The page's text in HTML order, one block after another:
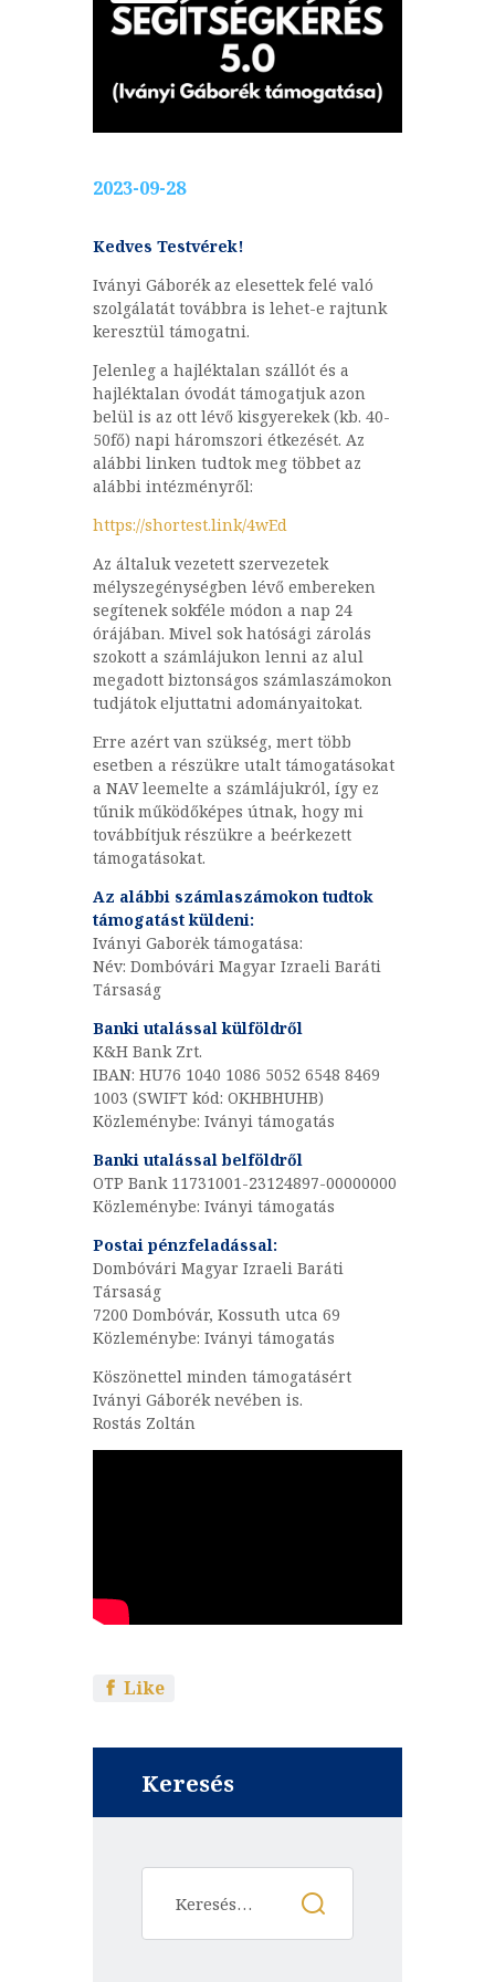
2023-09-28
Kedves Testvérek!
Iványi Gáborék az elesettek felé való
szolgálatát továbbra is lehet-e rajtunk
keresztül támogatni.
Jelenleg a hajléktalan szállót és a
hajléktalan óvodát támogatjuk azon
belül is az ott lévő kisgyerekek (kb. 40-
50fő) napi háromszori étkezését. Az
alábbi linken tudtok meg többet az
alábbi intézményről:
https://shortest.link/4wEd
Az általuk vezetett szervezetek
mélyszegénységben lévő embereken
segítenek sokféle módon a nap 24
órájában. Mivel sok hatósági zárolás
szokott a számlájukon lenni az alul
megadott biztonságos számlaszámokon
tudjátok eljuttatni adományaitokat.
Erre azért van szükség, mert több
esetben a részükre utalt támogatásokat
a NAV leemelte a számlájukról, így ez
tűnik működőképes útnak, hogy mi
továbbítjuk részükre a beérkezett
támogatásokat.
Az alábbi számlaszámokon tudtok
támogatást küldeni:
Iványi Gaborėk támogatása:
Név: Dombóvári Magyar Izraeli Baráti
Társaság
Banki utalással külföldről
K&H Bank Zrt.
IBAN: HU76 1040 1086 5052 6548 8469
1003 (SWIFT kód: OKHBHUHB)
Közleménybe: Iványi támogatás
Banki utalással belföldről
OTP Bank 11731001-23124897-00000000
Közleménybe: Iványi támogatás
Postai pénzfeladással:
Dombóvári Magyar Izraeli Baráti
Társaság
7200 Dombóvár, Kossuth utca 69
Közleménybe: Iványi támogatás
Köszönettel minden támogatásért
Iványi Gáborék nevében is.
Rostás Zoltán
Like
Keresés